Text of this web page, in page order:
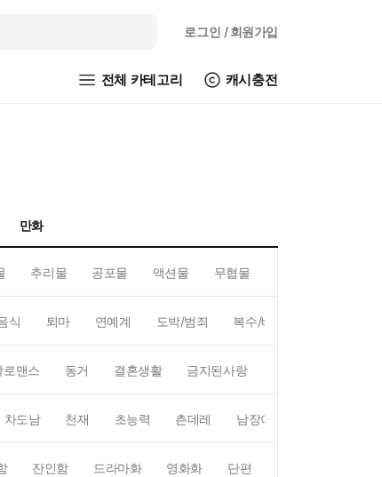
로그인 / 회원가입
전체 카테고리 캐시충전
만화
추리물 공포물 액션물 무협물
식 퇴마 연예계 도박/범죄 복수/배신
로맨스 동거 결혼생활 금지된사랑
차도남 천재 초능력 츤데레 남장여자
잔인함 드라마화 영화화 단편